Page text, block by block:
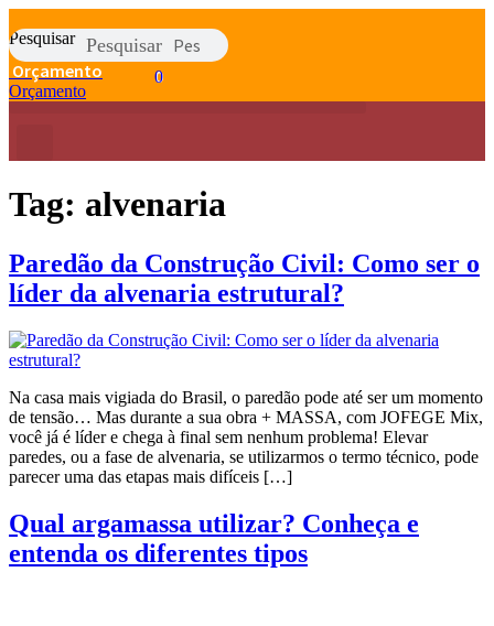
para
o
conteúdo
Pesquisar Pesquisar
Orçamento
0
Orçamento
0
Tag: alvenaria
Paredão da Construção Civil: Como ser o
líder da alvenaria estrutural?
Na casa mais vigiada do Brasil, o paredão pode até ser um momento
de tensão… Mas durante a sua obra + MASSA, com JOFEGE Mix,
você já é líder e chega à final sem nenhum problema! Elevar
paredes, ou a fase de alvenaria, se utilizarmos o termo técnico, pode
parecer uma das etapas mais difíceis […]
Qual argamassa utilizar? Conheça e
entenda os diferentes tipos